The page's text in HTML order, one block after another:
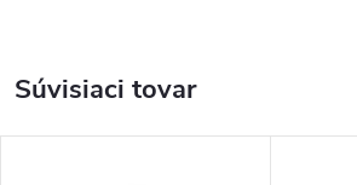
Súvisiaci tovar